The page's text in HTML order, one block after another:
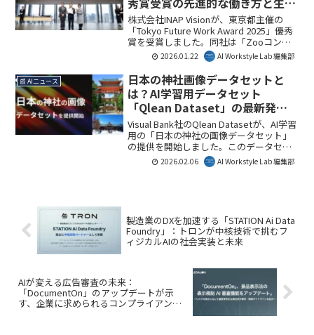
AI活用を解説
株式会社INAP Visionが、東京都主催の
「Tokyo Future Work Award 2025」優秀
賞を受賞しました。同社は「Zooコンセ
プト」と生成AI・RPA活用で自律と多様性
を実現し、生産性向上とウェルビーイン
グの両立が高く評価されています。これ
は、未来の働き方を模索する企業にとっ
て重要なモデルとなるでしょう。本記事
ではその詳細を解説します。
2026.01.22 AI Workstyle Lab 編集部
📰 AIニュース
日本の神社画像データセットと
は？AI学習用データセット
「Qlean Dataset」の最新発表
を解説
Visual Bank社のQlean Datasetが、AI学習
用の「日本の神社の画像データセット」
の提供を開始しました。このデータセッ
トは、日本の文化的景観に特化した実写
画像で、画像認識や生成AI開発に役立ち
2026.02.06 AI Workstyle Lab 編集部
製造業のDXを加速する「STATION Ai Data
Foundry」：トロンが中核技術で挑むフ
ィジカルAIの社会実装と未来
AIが変える広告審査の未来：
「DocumentOn」のアップデートが示
す、企業に求められるコンプライアンス